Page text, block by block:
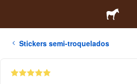
Stickers semi-troquelados